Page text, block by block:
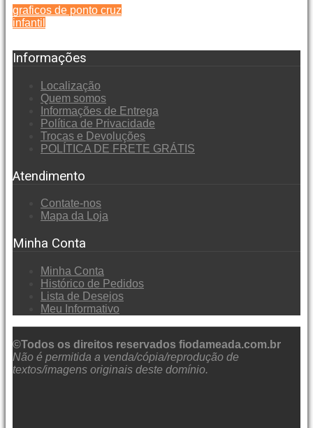
graficos de ponto cruz
infantil
Informações
Localização
Quem somos
Informações de Entrega
Política de Privacidade
Trocas e Devoluções
POLÍTICA DE FRETE GRÁTIS
Atendimento
Contate-nos
Mapa da Loja
Minha Conta
Minha Conta
Histórico de Pedidos
Lista de Desejos
Meu Informativo
©Todos os direitos reservados fiodameada.com.br
Não é permitida a venda/cópia/reprodução de
textos/imagens originais deste domínio.